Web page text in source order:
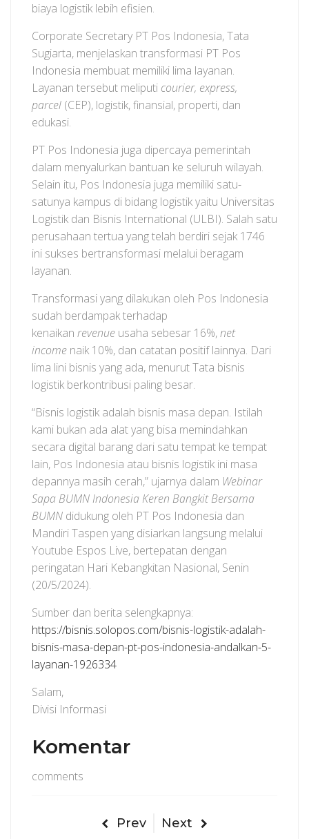
biaya logistik lebih efisien.
Corporate Secretary PT Pos Indonesia, Tata
Sugiarta, menjelaskan transformasi PT Pos
Indonesia membuat memiliki lima layanan.
Layanan tersebut meliputi courier, express,
parcel (CEP), logistik, finansial, properti, dan
edukasi.
PT Pos Indonesia juga dipercaya pemerintah
dalam menyalurkan bantuan ke seluruh wilayah.
Selain itu, Pos Indonesia juga memiliki satu-
satunya kampus di bidang logistik yaitu Universitas
Logistik dan Bisnis International (ULBI). Salah satu
perusahaan tertua yang telah berdiri sejak 1746
ini sukses bertransformasi melalui beragam
layanan.
Transformasi yang dilakukan oleh Pos Indonesia
sudah berdampak terhadap
kenaikan revenue usaha sebesar 16%,net
income naik 10%, dan catatan positif lainnya. Dari
lima lini bisnis yang ada, menurut Tata bisnis
logistik berkontribusi paling besar.
“Bisnis logistik adalah bisnis masa depan. Istilah
kami bukan ada alat yang bisa memindahkan
secara digital barang dari satu tempat ke tempat
lain, Pos Indonesia atau bisnis logistik ini masa
depannya masih cerah,” ujarnya dalam Webinar
Sapa BUMN Indonesia Keren Bangkit Bersama
BUMN didukung oleh PT Pos Indonesia dan
Mandiri Taspen yang disiarkan langsung melalui
Youtube Espos Live, bertepatan dengan
peringatan Hari Kebangkitan Nasional, Senin
(20/5/2024).
Sumber dan berita selengkapnya:
https://bisnis.solopos.com/bisnis-logistik-adalah-
bisnis-masa-depan-pt-pos-indonesia-andalkan-5-
layanan-1926334
Salam,
Divisi Informasi
Komentar
comments
Prev Next